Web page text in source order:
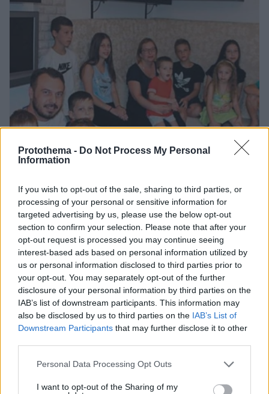
Protothema - Do Not Process My Personal
Information
If you wish to opt-out of the sale, sharing to third parties, or
processing of your personal or sensitive information for
targeted advertising by us, please use the below opt-out
section to confirm your selection. Please note that after your
opt-out request is processed you may continue seeing
interest-based ads based on personal information utilized by
us or personal information disclosed to third parties prior to
your opt-out. You may separately opt-out of the further
disclosure of your personal information by third parties on the
IAB’s list of downstream participants. This information may
also be disclosed by us to third parties on the IAB’s List of
Downstream Participants that may further disclose it to other
Please note that this website/app uses one or more Google
not limited to your visit or usage behaviour. You may click to
Personal Data Processing Opt Outs
I want to opt-out of the Sharing of my
Είδος υπό εξαφάνιση οι υπερπολύτεκνοι στην
Ελλάδα που γερνάει: Τα... δύο ταψιά μεσημεριανό,
τα επιδόματα, η καθημερινότητά τους
07.08.2026, 15:59